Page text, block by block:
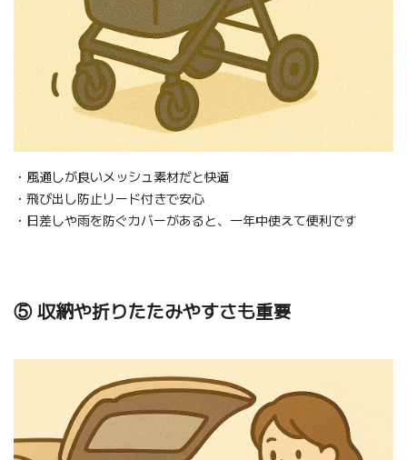
・風通しが良いメッシュ素材だと快適
・飛び出し防止リード付きで安心
・日差しや雨を防ぐカバーがあると、一年中使えて便利です
⑤ 収納や折りたたみやすさも重要